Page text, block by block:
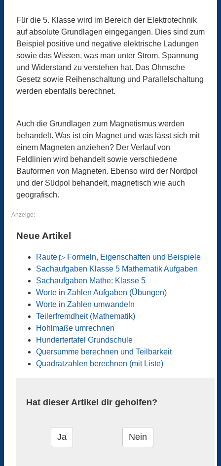
Für die 5. Klasse wird im Bereich der Elektrotechnik
auf absolute Grundlagen eingegangen. Dies sind zum
Beispiel positive und negative elektrische Ladungen
sowie das Wissen, was man unter Strom, Spannung
und Widerstand zu verstehen hat. Das Ohmsche
Gesetz sowie Reihenschaltung und Parallelschaltung
werden ebenfalls berechnet.
Auch die Grundlagen zum Magnetismus werden
behandelt. Was ist ein Magnet und was lässt sich mit
einem Magneten anziehen? Der Verlauf von
Feldlinien wird behandelt sowie verschiedene
Bauformen von Magneten. Ebenso wird der Nordpol
und der Südpol behandelt, magnetisch wie auch
geografisch.
Anzeige:
Neue Artikel
Raute ▷ Formeln, Eigenschaften und Beispiele
Sachaufgaben Klasse 5 Mathematik Aufgaben
Sachaufgaben Mathe: Klasse 5
Worte in Zahlen Aufgaben (Übungen)
Worte in Zahlen umwandeln
Teilerfremdheit (Mathematik)
Hohlmaße umrechnen
Hundertertafel Grundschule
Quersumme berechnen und Teilbarkeit
Quadratzahlen berechnen (mit Liste)
Hat dieser Artikel dir geholfen?